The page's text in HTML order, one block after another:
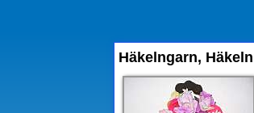
Häkelngarn,